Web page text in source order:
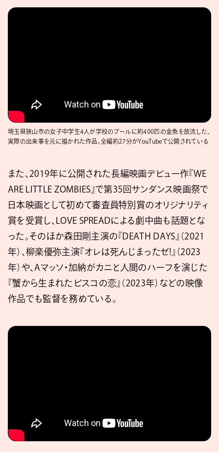
埼玉県狭山市の女子中学生4人が学校のプールに約400匹の金魚を放流した、
実際の出来事を元に描かれた作品。全編約27分がYouTubeで公開されている
また、2019年に公開された長編映画デビュー作『WE
ARE LITTLE ZOMBIES』で第35回サンダンス映画祭で
日本映画として初めて審査員特別賞のオリジナリティ
賞を受賞し、LOVE SPREADによる劇中曲も話題とな
った。そのほか森田剛主演の『DEATH DAYS』（2021
年）、柳楽優弥主演『オレは死んじまったゼ!』（2023
年）や、Aマッソ・加納がカニと人間のハーフを演じた
『蟹から生まれたピスコの恋』（2023年）などの映像
作品でも監督を務めている。